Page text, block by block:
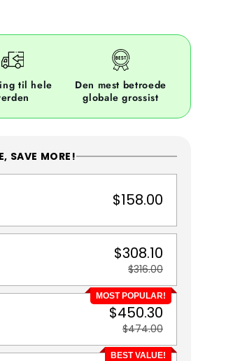
til hele
Den mest betroede
globale grossist
SAVE MORE!
$158.00
$308.10
$316.00
MOST POPULAR!
$450.30
$474.00
BEST VALUE!